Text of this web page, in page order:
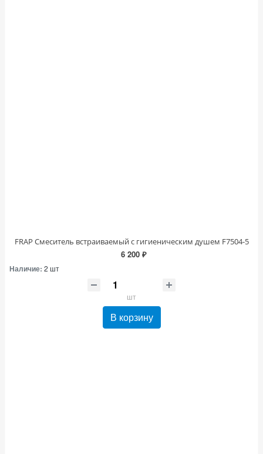
FRAP Смеситель встраиваемый с гигиеническим душем F7504-5
6 200 ₽
Наличие: 2 шт
шт
В корзину